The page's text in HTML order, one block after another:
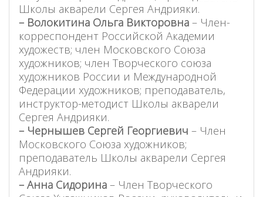
Школы акварели Сергея Андрияки.
– Волокитина Ольга Викторовна– Член-
корреспондент Российской Академии
художеств; член Московского Союза
художников; член Творческого союза
художников России и Международной
Федерации художников; преподаватель,
инструктор-методист Школы акварели
Сергея Андрияки.
– Чернышев Сергей Георгиевич – Член
Московского Союза художников;
преподаватель Школы акварели Сергея
Андрияки.
– Анна Сидорина– Член Творческого